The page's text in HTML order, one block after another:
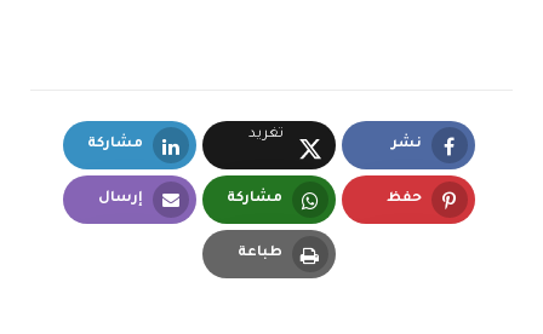
نشر
Facebook
تغريد
X.com
مشاركة
LinkedIn
حفظ مشاركة
Whatsapp
إرسال
طباعة